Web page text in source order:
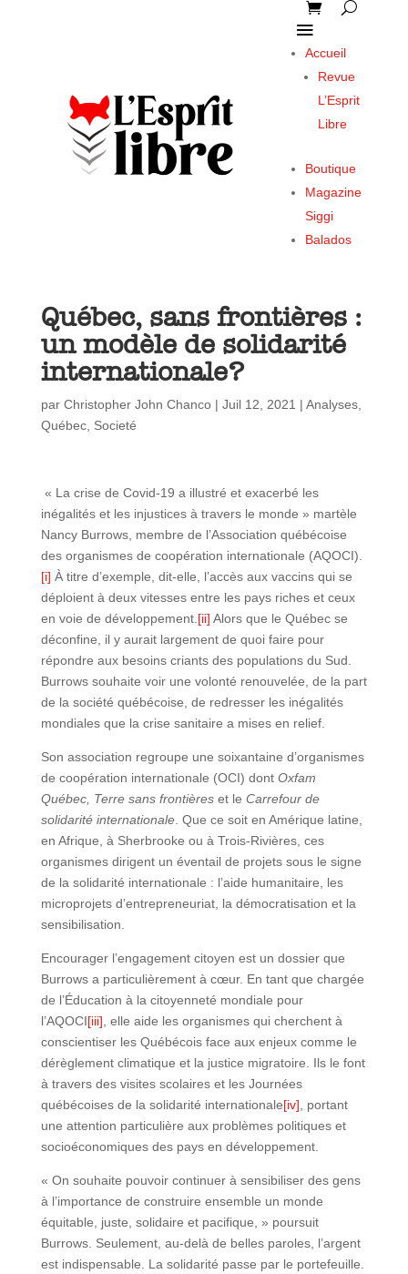
Accueil
Revue
L’Esprit
Libre
Boutique
Magazine
Siggi
Balados
Québec, sans frontières :
un modèle de solidarité
internationale?
par Christopher John Chanco| Juil 12, 2021 | Analyses,
Québec, Societé
« La crise de Covid-19 a illustré et exacerbé les
inégalités et les injustices à travers le monde » martèle
Nancy Burrows, membre de l’Association québécoise
des organismes de coopération internationale (AQOCI).
[i] À titre d’exemple, dit-elle, l’accès aux vaccins qui se
déploient à deux vitesses entre les pays riches et ceux
en voie de développement. [ii] Alors que le Québec se
déconfine, il y aurait largement de quoi faire pour
répondre aux besoins criants des populations du Sud.
Burrows souhaite voir une volonté renouvelée, de la part
de la société québécoise, de redresser les inégalités
mondiales que la crise sanitaire a mises en relief.
Son association regroupe une soixantaine d’organismes
de coopération internationale (OCI) dont Oxfam
Québec, Terre sans frontièreset le Carrefour de
solidarité internationale. Que ce soit en Amérique latine,
en Afrique, à Sherbrooke ou à Trois-Rivières, ces
organismes dirigent un éventail de projets sous le signe
de la solidarité internationale : l’aide humanitaire, les
microprojets d’entrepreneuriat, la démocratisation et la
sensibilisation.
Encourager l’engagement citoyen est un dossier que
Burrows a particulièrement à cœur. En tant que chargée
de l’Éducation à la citoyenneté mondiale pour
l’AQOCI[iii] , elle aide les organismes qui cherchent à
conscientiser les Québécois face aux enjeux comme le
dérèglement climatique et la justice migratoire. Ils le font
à travers des visites scolaires et les Journées
québécoises de la solidarité internationale[iv] , portant
une attention particulière aux problèmes politiques et
socioéconomiques des pays en développement.
« On souhaite pouvoir continuer à sensibiliser des gens
à l’importance de construire ensemble un monde
équitable, juste, solidaire et pacifique, » poursuit
Burrows. Seulement, au-delà de belles paroles, l’argent
est indispensable. La solidarité passe par le portefeuille.